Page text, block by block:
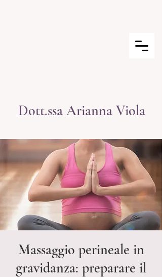
Dott.ssa Arianna Viola
Massaggio perineale in
gravidanza: preparare il